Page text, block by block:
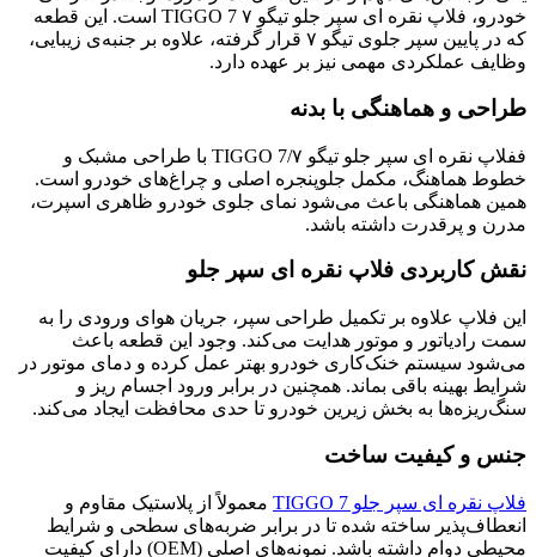
خودرو، فلاپ نقره ای سپر جلو تیگو ۷ TIGGO 7 است. این قطعه
که در پایین سپر جلوی تیگو ۷ قرار گرفته، علاوه بر جنبه‌ی زیبایی،
وظایف عملکردی مهمی نیز بر عهده دارد.
طراحی و هماهنگی با بدنه
ففلاپ نقره ای سپر جلو تیگو ۷/TIGGO 7 با طراحی مشبک و
خطوط هماهنگ، مکمل جلوپنجره اصلی و چراغ‌های خودرو است.
همین هماهنگی باعث می‌شود نمای جلوی خودرو ظاهری اسپرت،
مدرن و پرقدرت داشته باشد.
نقش کاربردی فلاپ نقره ای سپر جلو
این فلاپ علاوه بر تکمیل طراحی سپر، جریان هوای ورودی را به
سمت رادیاتور و موتور هدایت می‌کند. وجود این قطعه باعث
می‌شود سیستم خنک‌کاری خودرو بهتر عمل کرده و دمای موتور در
شرایط بهینه باقی بماند. همچنین در برابر ورود اجسام ریز و
سنگ‌ریزه‌ها به بخش زیرین خودرو تا حدی محافظت ایجاد می‌کند.
جنس و کیفیت ساخت
فلاپ نقره ای سپر جلو TIGGO 7
معمولاً از پلاستیک مقاوم و
انعطاف‌پذیر ساخته شده تا در برابر ضربه‌های سطحی و شرایط
محیطی دوام داشته باشد. نمونه‌های اصلی (OEM) دارای کیفیت